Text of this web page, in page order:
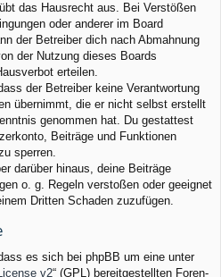
das Hausrecht aus. Bei Verstößen
oder anderer im Board
der Betreiber dich nach Abmahnung
der Nutzung dieses Boards
erteilen.
der Betreiber keine Verantwortung
übernimmt, die er nicht selbst erstellt
genommen hat. Du gestattest
Beiträge und Funktionen
sperren.
darüber hinaus, deine Beiträge
o. g. Regeln verstoßen oder geeignet
Dritten Schaden zuzufügen.
es sich bei phpBB um eine unter
v2“ (GPL) bereitgestellten Foren-